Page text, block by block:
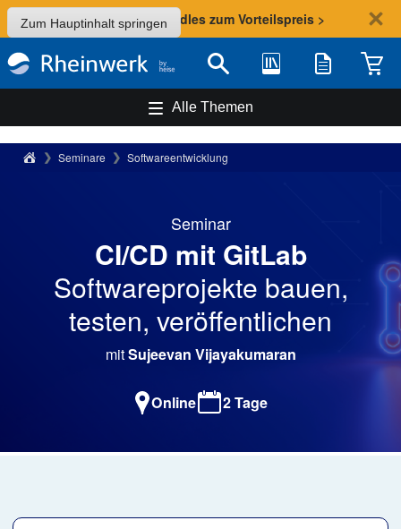
Zum Hauptinhalt springen
Sommer-Aktion: Bundles zum Vorteilspreis >
Suche Bibliothek Merkliste
Alle Themen
Rheinwerk Verlag
Seminare Softwareentwicklung
Seminar
CI/CD mit GitLab
Softwareprojekte bauen,
testen, veröffentlichen
mitSujeevan Vijayakumaran
Online 2 Tage